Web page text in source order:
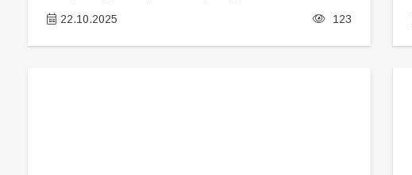
22.10.2025 123